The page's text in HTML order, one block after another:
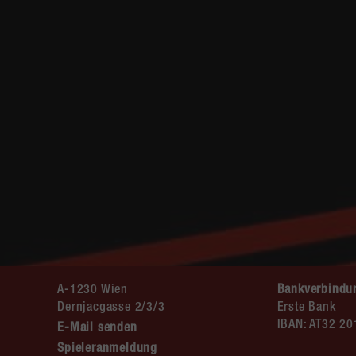
A-1230 Wien
Dernjacgasse 2/3/3
E-Mail senden
Spieleranmeldung
Erste Bank
IBAN: AT32